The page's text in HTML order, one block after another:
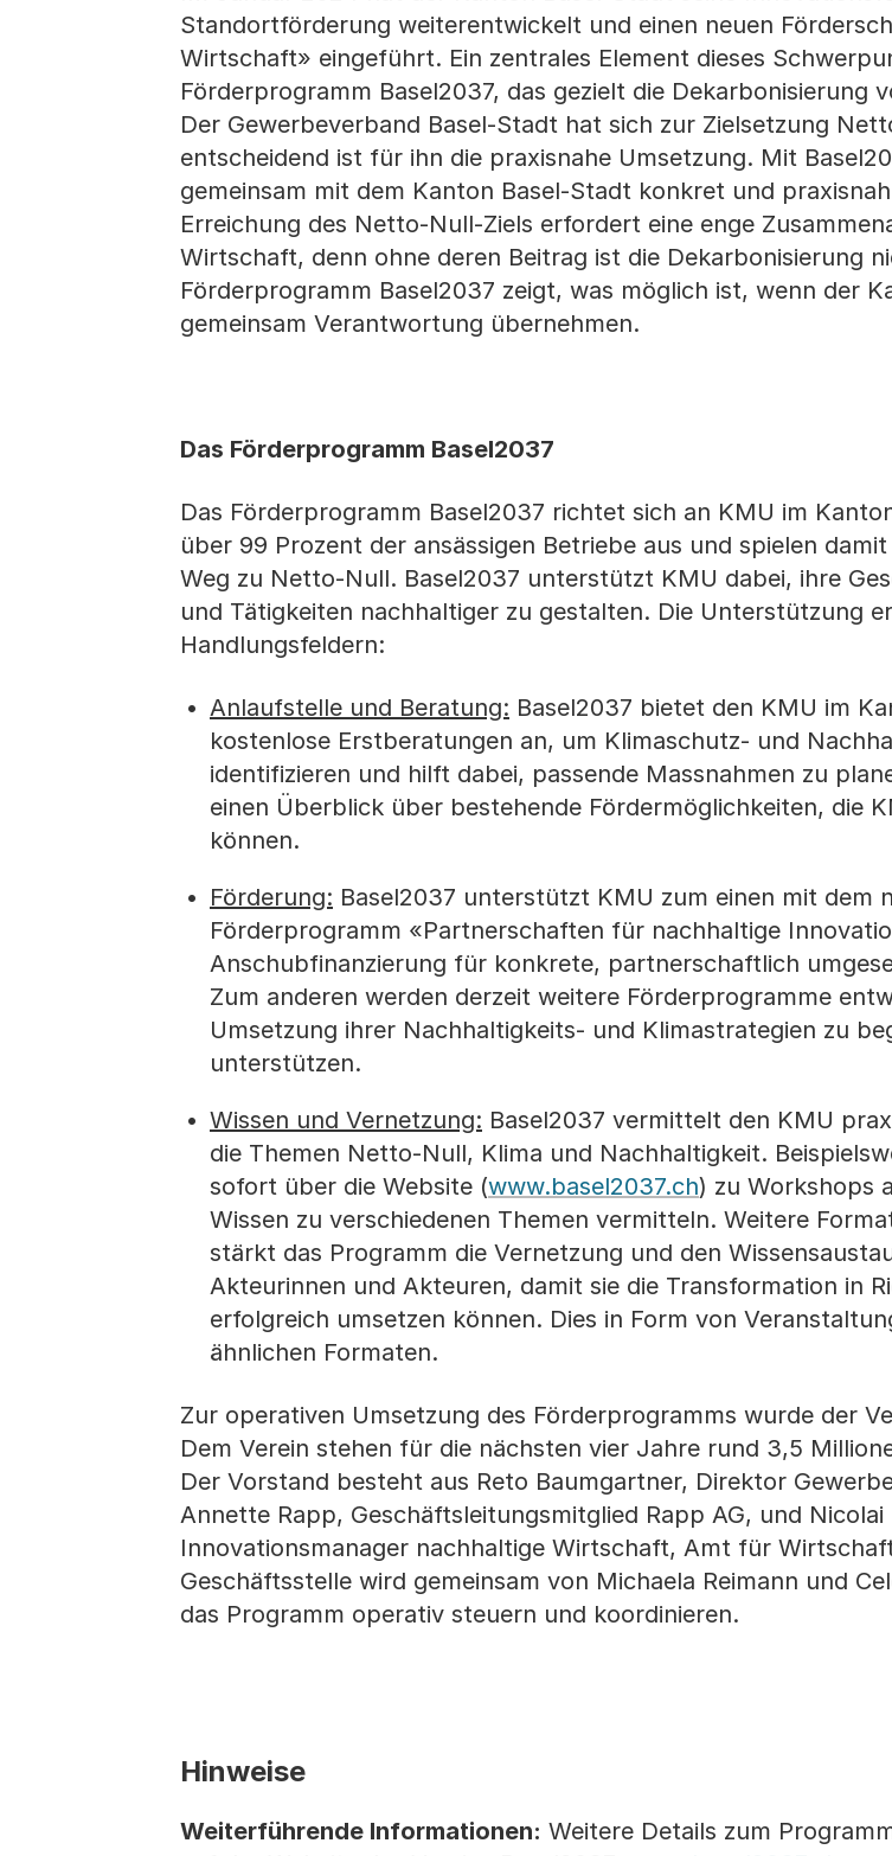
Standortförderung weiterentwickelt und einen neuen
Wirtschaft» eingeführt. Ein zentrales Element dieses
Förderprogramm Basel2037, das gezielt die Dekarbonisierung
Der Gewerbeverband Basel-Stadt hat sich zur Zielsetzung
entscheidend ist für ihn die praxisnahe Umsetzung. Mit
gemeinsam mit dem Kanton Basel-Stadt konkret und
Erreichung des Netto-Null-Ziels erfordert eine enge
Wirtschaft, denn ohne deren Beitrag ist die Dekarbonisierung
Förderprogramm Basel2037 zeigt, was möglich ist, wenn der
gemeinsam Verantwortung übernehmen.
Das Förderprogramm Basel2037
Das Förderprogramm Basel2037 richtet sich an KMU im
über 99 Prozent der ansässigen Betriebe aus und spielen
Weg zu Netto-Null. Basel2037 unterstützt KMU dabei, ihre
und Tätigkeiten nachhaltiger zu gestalten. Die Unterstützung
Handlungsfeldern:
Anlaufstelle und Beratung: Basel2037 bietet den KMU im
kostenlose Erstberatungen an, um Klimaschutz- und
identifizieren und hilft dabei, passende Massnahmen zu
einen Überblick über bestehende Fördermöglichkeiten, die
können.
Förderung: Basel2037 unterstützt KMU zum einen mit dem
Förderprogramm «Partnerschaften für nachhaltige
Anschubfinanzierung für konkrete, partnerschaftlich
Zum anderen werden derzeit weitere Förderprogramme
Umsetzung ihrer Nachhaltigkeits- und Klimastrategien zu
unterstützen.
Wissen und Vernetzung: Basel2037 vermittelt den KMU
die Themen Netto-Null, Klima und Nachhaltigkeit.
sofort über die Website (www.basel2037.ch) zu Workshops
Wissen zu verschiedenen Themen vermitteln. Weitere
stärkt das Programm die Vernetzung und den
Akteurinnen und Akteuren, damit sie die Transformation in
erfolgreich umsetzen können. Dies in Form von
ähnlichen Formaten.
Zur operativen Umsetzung des Förderprogramms wurde der
Dem Verein stehen für die nächsten vier Jahre rund 3,5
Der Vorstand besteht aus Reto Baumgartner, Direktor
Annette Rapp, Geschäftsleitungsmitglied Rapp AG, und Nicolai
Innovationsmanager nachhaltige Wirtschaft, Amt für
Geschäftsstelle wird gemeinsam von Michaela Reimann und
das Programm operativ steuern und koordinieren.
Hinweise
Weiterführende Informationen: Weitere Details zum